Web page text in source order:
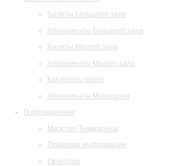
Билеты Большого зала
Абонементы Большого зала
Билеты Малого зала
Абонементы Малого зала
Как купить билет
Абонементы Музитория
О филармонии
Маэстро Темирканов
Правовая информация
Оркестры